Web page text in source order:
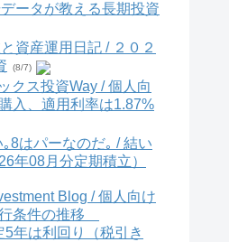
ータが教える長期投資
資産運用日記 / ２０２
(8/7)
クス投資Way / 個人向
入、適用利率は1.87%
8はパーなのだ｡ / 結い
年08月分定期積立）
Blog / 個人向け
条件の推移
年は利回り（税引き